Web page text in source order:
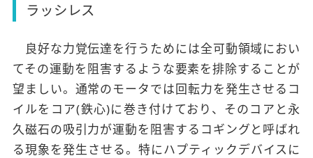
ラッシレス
良好な力覚伝達を行うためには全可動領域におい
てその運動を阻害するような要素を排除することが
望ましい。通常のモータでは回転力を発生させるコ
イルをコア(鉄心)に巻き付けており、そのコアと永
久磁石の吸引力が運動を阻害するコギングと呼ばれ
る現象を発生させる。特にハプティックデバイスに